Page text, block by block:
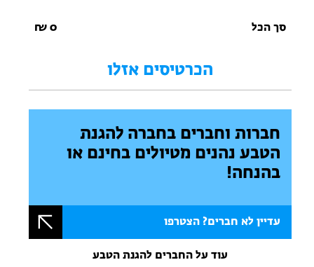
סך הכל 0
₪
הכרטיסים אזלו
חברות וחברים בחברה להגנת
הטבע נהנים מטיולים בחינם או
בהנחה!
עדיין לא חברים? הצטרפו
עוד על החברים להגנת הטבע